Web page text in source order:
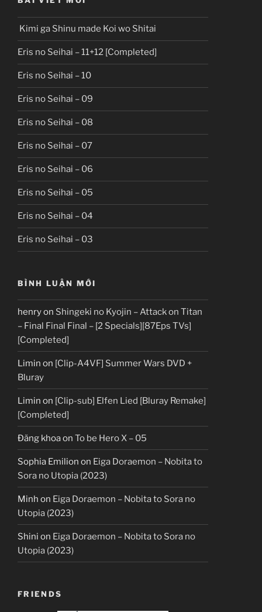
Kimi ga Shinu made Koi wo Shitai
Eris no Seihai – 11+12 [Completed]
Eris no Seihai – 10
Eris no Seihai – 09
Eris no Seihai – 08
Eris no Seihai – 07
Eris no Seihai – 06
Eris no Seihai – 05
Eris no Seihai – 04
Eris no Seihai – 03
BÌNH LUẬN MỚI
henryon Shingeki no Kyojin – Attack on Titan
– Final Final Final – [2 Specials][87Eps TVs]
[Completed]
Limin on [Clip-A4VF] Summer Wars DVD +
Bluray
Limin on [Clip-sub] Elfen Lied [Bluray Remake]
[Completed]
Đăng khoaon To be Hero X – 05
Sophia Emilion on Eiga Doraemon – Nobita to
Sora no Utopia (2023)
Minh on Eiga Doraemon – Nobita to Sora no
Utopia (2023)
Shini on Eiga Doraemon – Nobita to Sora no
Utopia (2023)
FRIENDS